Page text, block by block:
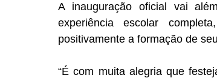
A inauguração oficial vai
experiência escolar
positivamente a formação de
“É com muita alegria que